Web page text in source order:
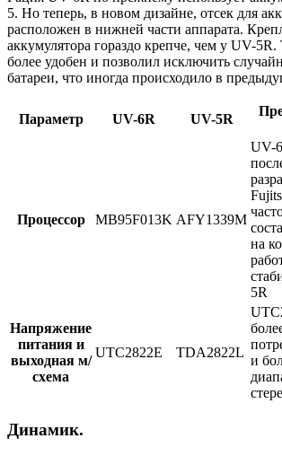
5. Но теперь, в новом дизайне, отсек для
расположен в нижней части аппарата.
аккумулятора гораздо крепче, чем у UV-5R.
более удобен и позволил исключить
батареи, что иногда происходило в
Параметр UV-6R UV-5R
Процессор MB95F013K AFY1339M
UV-
на
5R
Напряжение
питания и
выходная м/
схема
UTC2822E TDA2822L
и
Динамик.